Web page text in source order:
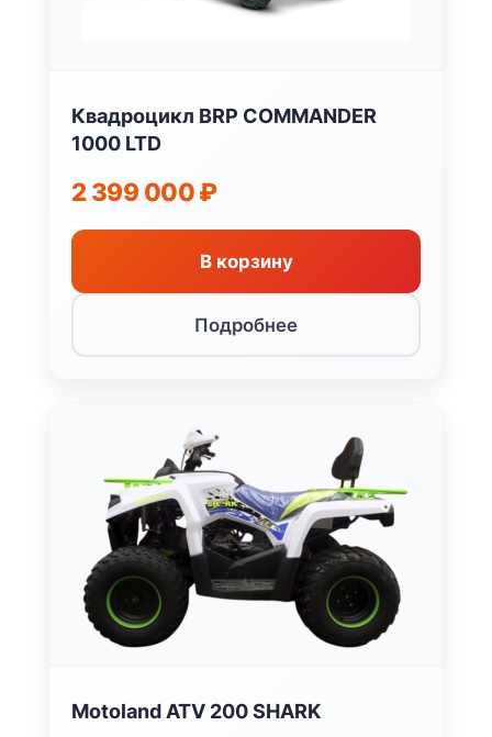
Квадроцикл BRP COMMANDER
1000 LTD
2 399 000₽
В корзину
Подробнее
Motoland ATV 200 SHARK